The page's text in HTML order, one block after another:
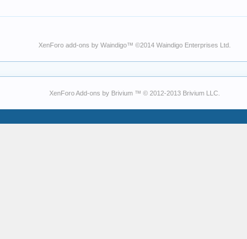
XenForo add-ons by Waindigo™ ©2014 Waindigo Enterprises Ltd
XenForo Add-ons by Brivium ™ © 2012-2013 Brivium LLC.